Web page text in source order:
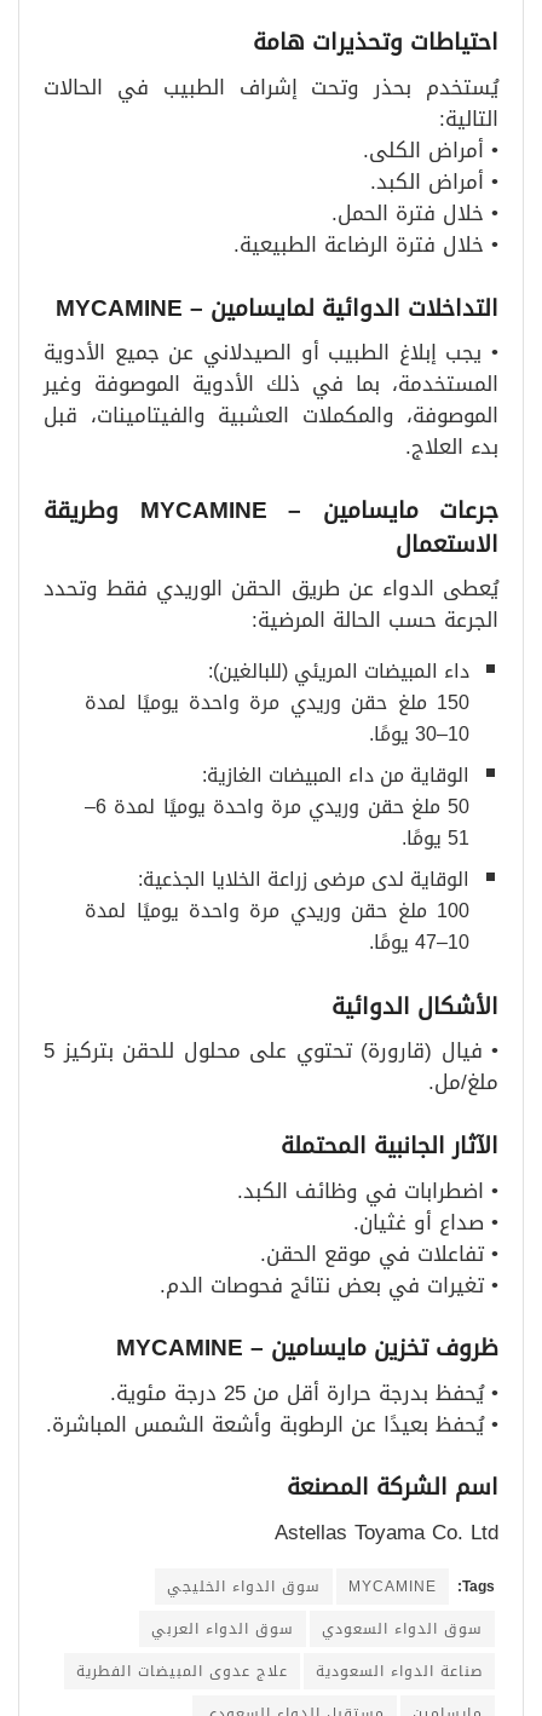
احتياطات وتحذيرات هامة
يُستخدم بحذر وتحت إشراف الطبيب في الحالات
التالية:
• أمراض الكلى.
• أمراض الكبد.
• خلال فترة الحمل.
• خلال فترة الرضاعة الطبيعية.
التداخلات الدوائية لمايسامين – MYCAMINE
• يجب إبلاغ الطبيب أو الصيدلاني عن جميع الأدوية
المستخدمة، بما في ذلك الأدوية الموصوفة وغير
الموصوفة، والمكملات العشبية والفيتامينات، قبل
بدء العلاج.
جرعات مايسامين – MYCAMINE وطريقة
الاستعمال
يُعطى الدواء عن طريق الحقن الوريدي فقط وتحدد
الجرعة حسب الحالة المرضية:
داء المبيضات المريئي (للبالغين):
150 ملغ حقن وريدي مرة واحدة يوميًا لمدة
10–30 يومًا.
الوقاية من داء المبيضات الغازية:
50 ملغ حقن وريدي مرة واحدة يوميًا لمدة 6–
51 يومًا.
الوقاية لدى مرضى زراعة الخلايا الجذعية:
100 ملغ حقن وريدي مرة واحدة يوميًا لمدة
10–47 يومًا.
الأشكال الدوائية
• فيال (قارورة) تحتوي على محلول للحقن بتركيز 5
ملغ/مل.
الآثار الجانبية المحتملة
• اضطرابات في وظائف الكبد.
• صداع أو غثيان.
• تفاعلات في موقع الحقن.
• تغيرات في بعض نتائج فحوصات الدم.
ظروف تخزين مايسامين – MYCAMINE
• يُحفظ بدرجة حرارة أقل من 25 درجة مئوية.
• يُحفظ بعيدًا عن الرطوبة وأشعة الشمس المباشرة.
اسم الشركة المصنعة
Astellas Toyama Co. Ltd
Tags:
MYCAMINE
سوق الدواء الخليجي
سوق الدواء السعودي
سوق الدواء العربي
صناعة الدواء السعودية
علاج عدوى المبيضات الفطرية